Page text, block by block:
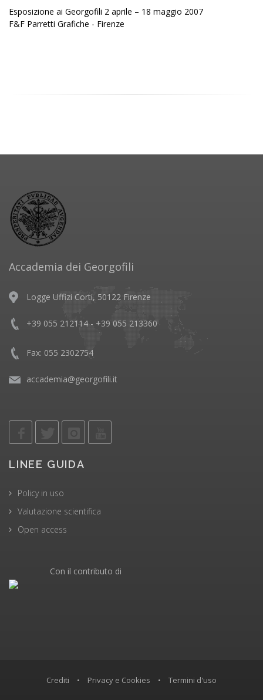
Esposizione ai Georgofili 2 aprile – 18 maggio 2007
F&F Parretti Grafiche - Firenze
Accademia dei Georgofili
Logge Uffizi Corti, 50122 Firenze
+39 055 212114 - +39 055 213360
Fax: 055 2302754
accademia@georgofili.it
LINEE GUIDA
Policy in uso
Valutazione scientifica
Open access
Con il contributo di
Crediti • Privacy e Cookies • Termini d'uso